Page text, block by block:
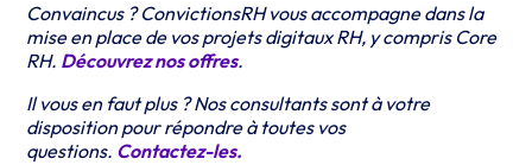
Convaincus ? ConvictionsRH vous accompagne dans la
mise en place de vos projets digitaux RH, y compris Core
RH. Découvrez nos offres.
Il vous en faut plus ? Nos consultants sont à votre
disposition pour répondre à toutes vos
questions. Contactez-les.